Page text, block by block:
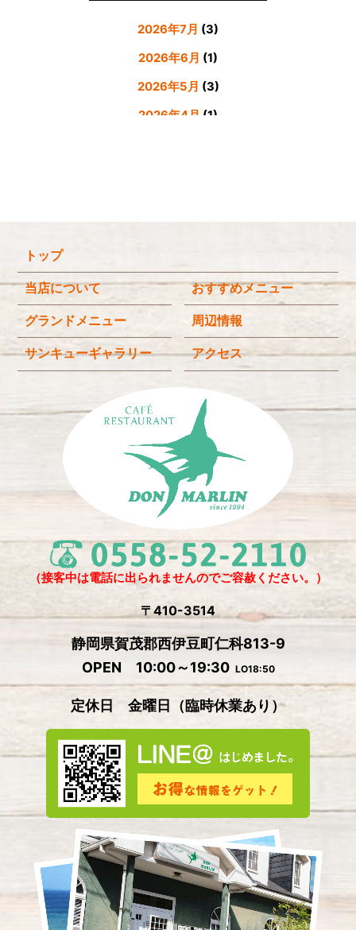
2026年7月 (3)
2026年6月 (1)
2026年5月 (3)
2026年4月 (1)
2025年9月(3)
2025年8月(4)
(4)
2025年6月(3)
2025年4月
(2)
2025年3月
(2)
2025年2月
(6)
2024年12月
(1)
2024年11月
2024年10月(1)
2024年9月(5)
2024年6月(4)
2024年5月(4)
2024年4月 (2)
2024年3月(5)
2024年2月(3)
2024年1月(3)
2023年12月
2023年11月(2)
2023年10月(5)
2023年9月(3)
トップ
当店について おすすめメニュー
グランドメニュー 周辺情報
サンキューギャラリー アクセス
（接客中は電話に出られませんのでご容赦ください。）
〒410-3514
静岡県賀茂郡西伊豆町仁科813-9
OPEN 10:00～19:30 LO18:50
定休日 金曜日 （臨時休業あり）